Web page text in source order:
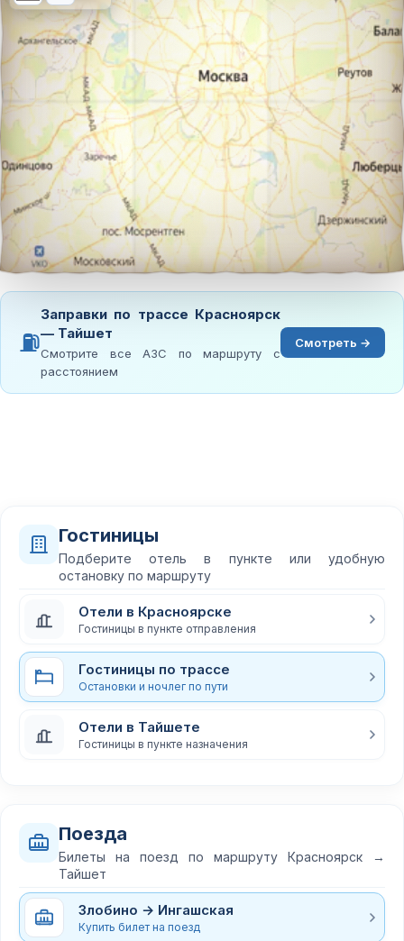
⛽
Заправки по трассе Красноярск
— Тайшет
Смотрите все АЗС по маршруту с
расстоянием
Смотреть →
Гостиницы
Подберите отель в пункте или удобную
остановку по маршруту
Отели в Красноярске
Гостиницы в пункте отправления
Гостиницы по трассе
Остановки и ночлег по пути
Отели в Тайшете
Гостиницы в пункте назначения
Поезда
Билеты на поезд по маршруту Красноярск →
Тайшет
Злобино → Ингашская
Купить билет на поезд